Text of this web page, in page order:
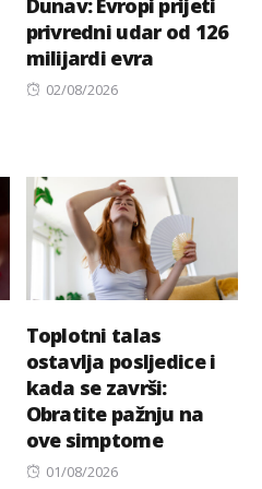
privredni udar od 126
milijardi evra
Posted
02/08/2026
Toplotni talas
ostavlja posljedice i
kada se završi:
Obratite pažnju na
ove simptome
Posted
01/08/2026